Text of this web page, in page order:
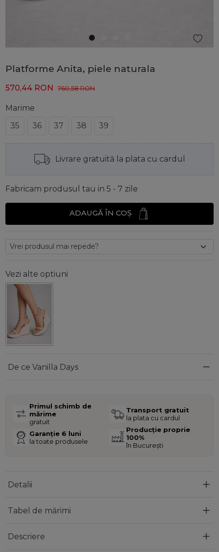
Platforme Anita, piele naturala
570,44 RON 760,58RON
Marime
35
36 37 38 39
Livrare gratuită la plata cu cardul
Fabricam produsul tau in 5 - 7 zile
ADAUGĂ ÎN COȘ
Vezi alte optiuni
De ce Vanilla Days
Primul schimb de
mărime
gratuit
Transport gratuit
la plata cu cardul
Garanție 6 luni
la toate produsele
Producție proprie
100%
în București
Detalii
Tabel de mărimi
Descriere